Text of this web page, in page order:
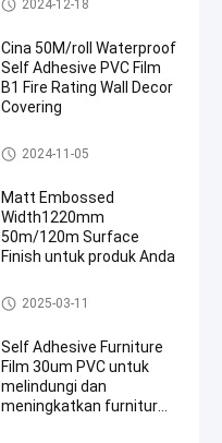
2024-12-18
Cina 50M/roll Waterproof
Self Adhesive PVC Film
B1 Fire Rating Wall Decor
Covering
Film PVC Perekat Diri
2024-11-05
Matt Embossed
Width1220mm
50m/120m Surface
Finish untuk produk Anda
Film PVC Perekat Diri
2025-03-11
Self Adhesive Furniture
Film 30um PVC untuk
melindungi dan
meningkatkan furnitur